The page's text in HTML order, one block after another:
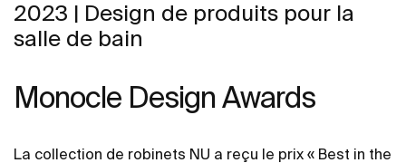
2023 | Design de produits pour la
salle de bain
Monocle Design Awards
La collection de robinets NU a reçu le prix « Best in the